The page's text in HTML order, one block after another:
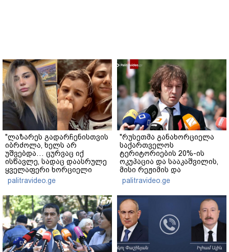
"ლაზარეს გადარჩენისთვის
იბრძოლა, ხელს არ
უშვებდა… ცურვაც იქ
ისწავლე, სადაც დაასრულე
ყველაფერი ხორციელი
ცხოვრებიდან" – რას წერს
ხობში დაღუპული დედა-
შვილის ახლობელი?
palitravideo.ge
"რუსეთმა განახორციელა
საქართველოს
ტერიტორიების 20%-ის
ოკუპაცია და სააკაშვილის,
მისი რეჟიმის და
"ნაცმოძრაობის" ღალატი
ვერანაირად ვერ
გადაფარავს ამ
დანაშაულს" - ირაკლი
კობახიძე
palitravideo.ge